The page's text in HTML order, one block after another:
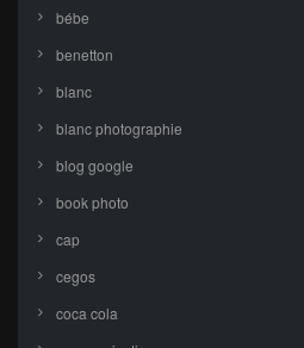
bébe
benetton
blanc
blanc photographie
blog google
book photo
cap
cegos
coca cola